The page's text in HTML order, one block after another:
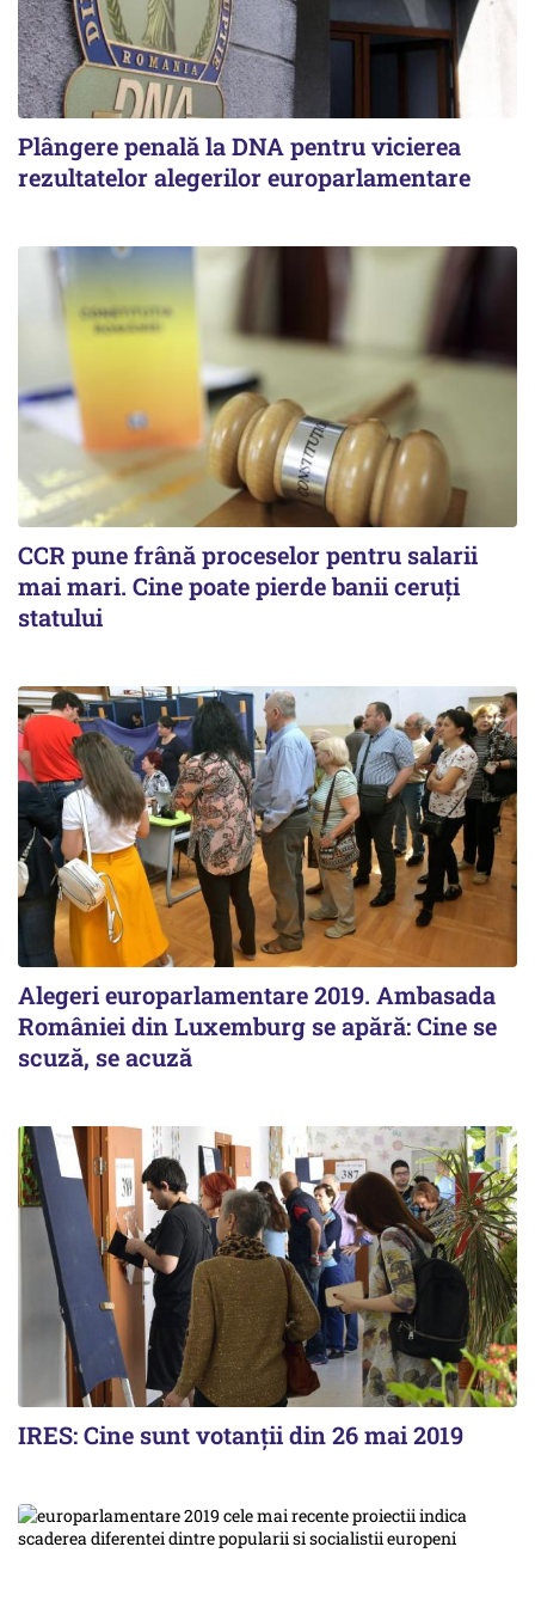
Plângere penală la DNA pentru vicierea
rezultatelor alegerilor europarlamentare
CCR pune frână proceselor pentru salarii
mai mari. Cine poate pierde banii ceruți
statului
Alegeri europarlamentare 2019. Ambasada
României din Luxemburg se apără: Cine se
scuză, se acuză
IRES: Cine sunt votanții din 26 mai 2019